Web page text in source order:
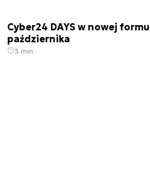
Cyber24 DAYS w nowej
października
3 min.